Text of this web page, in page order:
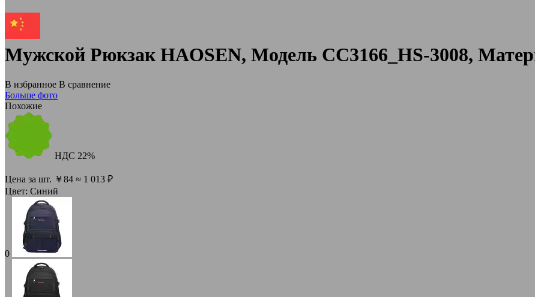
Мужской Рюкзак HAOSEN, Модель CC3166_HS-3008,
В избранное В сравнение
Больше фото
Похожие
НДС 22%
Цена за шт. ￥84 ≈ 1 013 ₽
Цвет: Синий
0